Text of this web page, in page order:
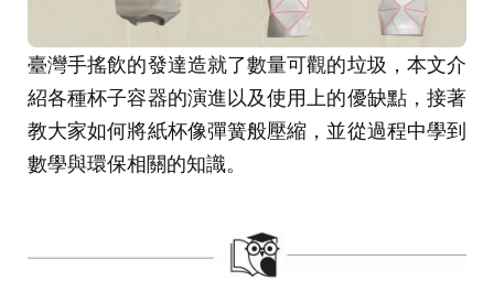
臺灣手搖飲的發達造就了數量可觀的垃圾，本文介
紹各種杯子容器的演進以及使用上的優缺點，接著
教大家如何將紙杯像彈簧般壓縮，並從過程中學到
數學與環保相關的知識。